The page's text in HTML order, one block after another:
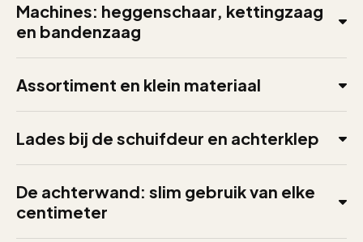
Machines: heggenschaar, kettingzaag
en bandenzaag
Assortiment en klein materiaal
Lades bij de schuifdeur en achterklep
De achterwand: slim gebruik van elke
centimeter